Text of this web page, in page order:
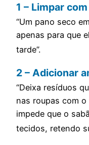
1 – Limpar
“Um pano seco
apenas para que
tarde”.
2 – Adicionar
“Deixa resíduos
nas roupas com o
impede que o
tecidos, retendo